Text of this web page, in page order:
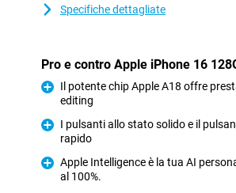
Specifiche dettagliate
Pro e contro Apple iPhone 16
Il potente chip Apple A18 offre
editing
I pulsanti allo stato solido e il
rapido
Apple Intelligence è la tua AI
al 100%.